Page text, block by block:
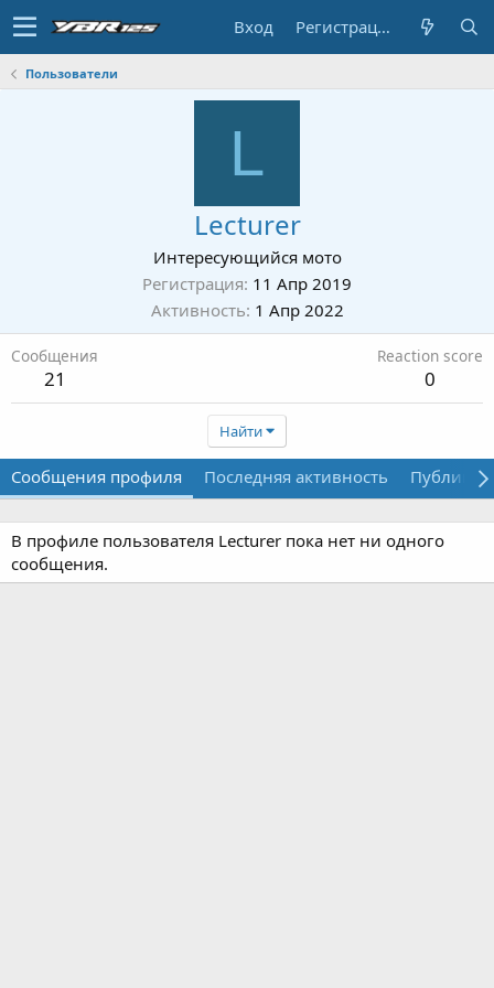
Вход Регистрация
Пользователи
L
Lecturer
Интересующийся мото
Регистрация 11 Апр 2019
Активность 1 Апр 2022
Сообщения
21
Reaction score
0
Найти
Сообщения профиля Последняя активность
В профиле пользователя Lecturer пока нет ни одного
сообщения.